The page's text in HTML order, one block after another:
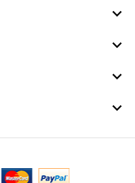



